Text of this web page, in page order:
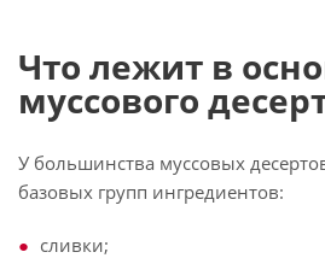
Что лежит в
муссового
У большинства муссовых
базовых групп ингредиентов:
сливки;